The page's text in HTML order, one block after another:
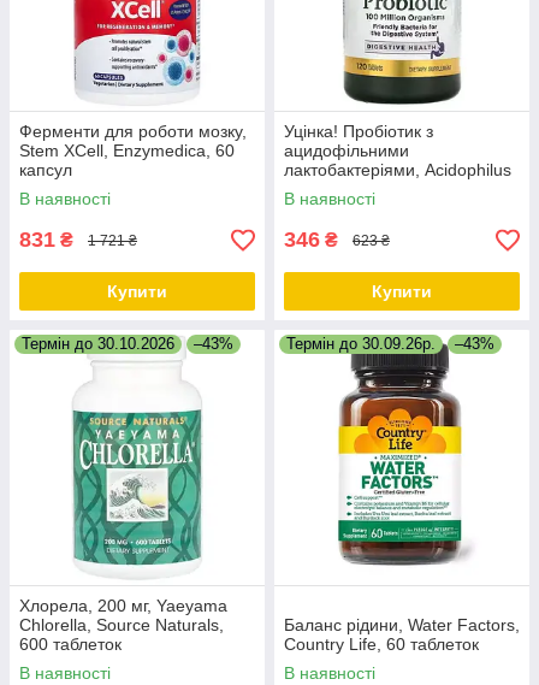
Ферменти для роботи мозку,
Stem XCell, Enzymedica, 60
капсул
В наявності
831 ₴ 1 721 ₴
Купити
Уцінка! Пробіотик з
ацидофільними
лактобактеріями, Acidophilus
Probiotic, Nature's Bounty, 120
таблеток
В наявності
346 ₴ 623 ₴
Купити
Термін до 30.10.2026 –43%
Хлорела, 200 мг, Yaeyama
Chlorella, Source Naturals,
600 таблеток
В наявності
Термін до 30.09.26р. –43%
Баланс рідини, Water Factors,
Country Life, 60 таблеток
В наявності